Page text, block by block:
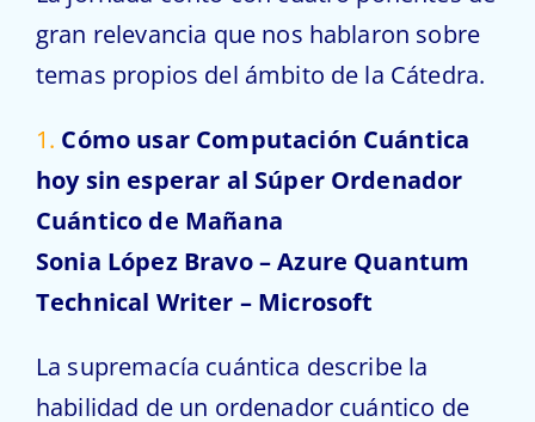
gran relevancia que nos hablaron sobre
temas propios del ámbito de la Cátedra.
1. Cómo usar Computación Cuántica
hoy sin esperar al Súper Ordenador
Cuántico de Mañana
Sonia López Bravo – Azure Quantum
Technical Writer – Microsoft
La supremacía cuántica describe la
habilidad de un ordenador cuántico de